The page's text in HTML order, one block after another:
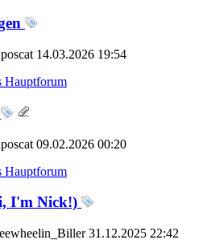
14.03.2026 19:54
Hauptforum
09.02.2026 00:20
Hauptforum
I'm Nick!)
31.12.2025 22:42